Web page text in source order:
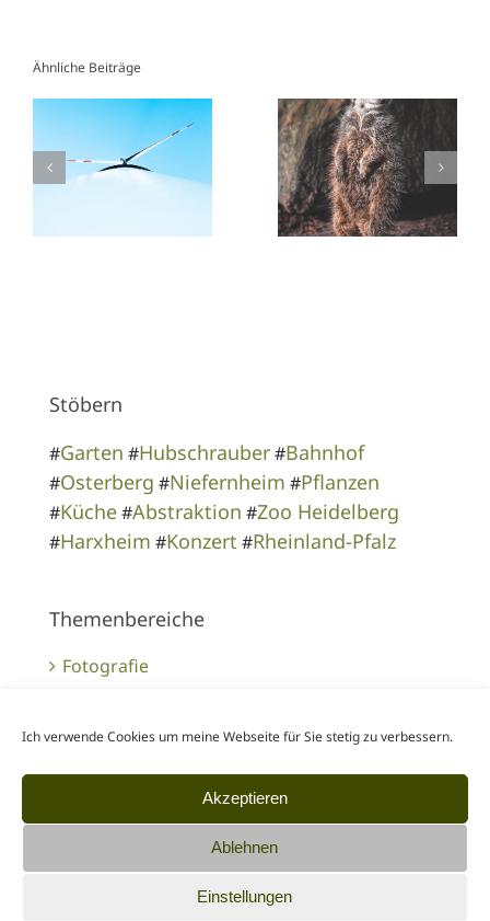
Ich verwende Cookies um meine Webseite für Sie stetig zu verbessern.
Akzeptieren
Ablehnen
Einstellungen
Ähnliche Beiträge
Stöbern
#Garten #Hubschrauber#Bahnhof
#Osterberg #Niefernheim #Pflanzen
#Küche#Abstraktion #Zoo Heidelberg
#Harxheim #Konzert #Rheinland-Pfalz
Themenbereiche
Fotografie